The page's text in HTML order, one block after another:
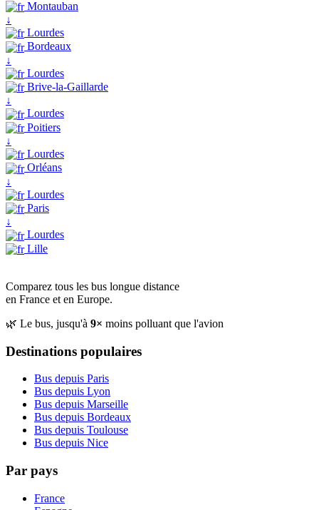
Montauban
↓
Lourdes
Bordeaux
↓
Lourdes
Brive-la-Gaillarde
↓
Lourdes
Poitiers
↓
Lourdes
Orléans
↓
Lourdes
Paris
↓
Lourdes
Lille
Comparez tous les bus longue distance
en France et en Europe.
🌿 Le bus, jusqu'à 9× moins polluant que l'avion
Destinations populaires
Bus depuis Paris
Bus depuis Lyon
Bus depuis Marseille
Bus depuis Bordeaux
Bus depuis Toulouse
Bus depuis Nice
Par pays
France